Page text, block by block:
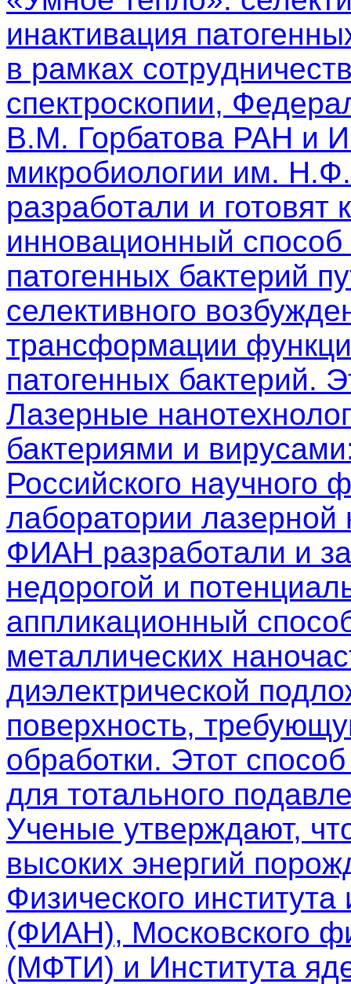
инактивация
в рамках
спектроскопии,
В.М. Горбатова РАН и
микробиологии им.
разработали и готовят
инновационный
патогенных бактерий
селективного
трансформации
патогенных бактерий.
Лазерные
бактериями и вирусами
Российского
лаборатории
ФИАН разработали и
недорогой и
аппликационный
металлических
диэлектрической
поверхность,
обработки. Этот
для тотального
Ученые утверждают,
высоких энергий
Физического
(ФИАН), Московского
(МФТИ) и Института